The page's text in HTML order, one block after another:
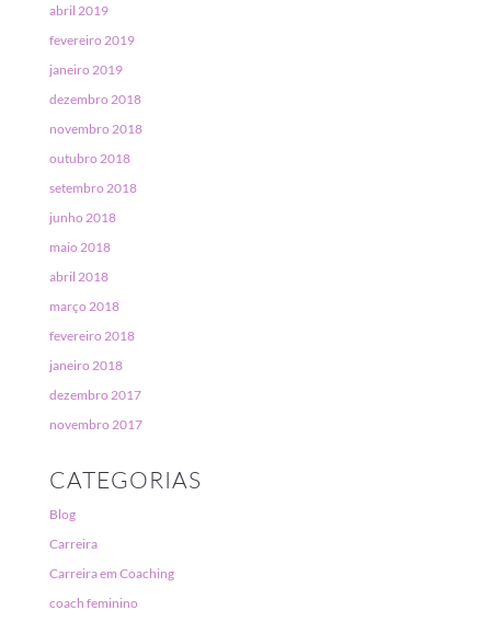
abril 2019
fevereiro 2019
janeiro 2019
dezembro 2018
novembro 2018
outubro 2018
setembro 2018
junho 2018
maio 2018
abril 2018
março 2018
fevereiro 2018
janeiro 2018
dezembro 2017
novembro 2017
CATEGORIAS
Blog
Carreira
Carreira em Coaching
coach feminino